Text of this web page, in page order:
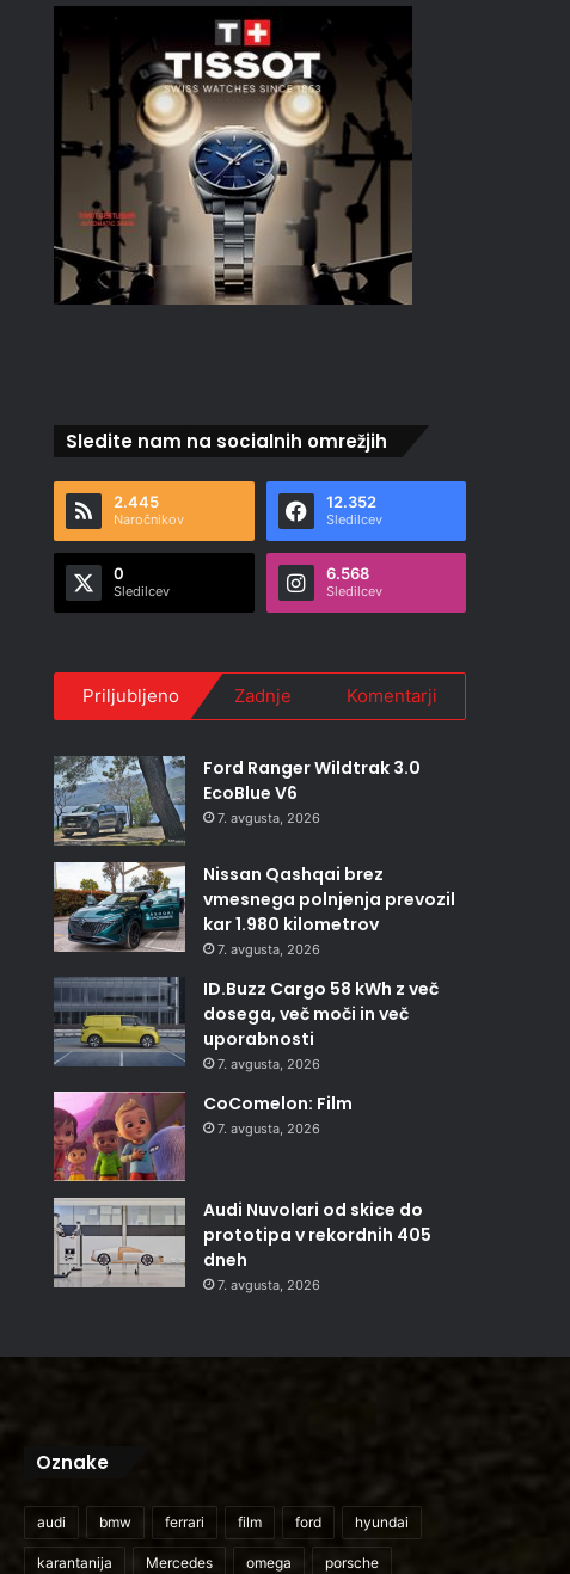
Sledite nam na socialnih omrežjih
2.445
Naročnikov
12.352
Sledilcev
0
Sledilcev
6.568
Sledilcev
Priljubljeno Zadnje Komentarji
Ford Ranger Wildtrak 3.0
EcoBlue V6
7. avgusta, 2026
Nissan Qashqai brez
vmesnega polnjenja prevozil
kar 1.980 kilometrov
7. avgusta, 2026
ID.Buzz Cargo 58 kWh z več
dosega, več moči in več
uporabnosti
7. avgusta, 2026
CoComelon: Film
7. avgusta, 2026
Audi Nuvolari od skice do
prototipa v rekordnih 405
dneh
7. avgusta, 2026
Oznake
audi bmw ferrari film ford hyundai
karantanija Mercedes omega porsche